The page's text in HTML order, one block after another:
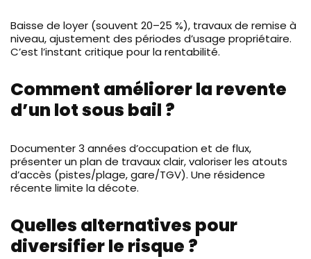
Baisse de loyer (souvent 20–25 %), travaux de remise à
niveau, ajustement des périodes d’usage propriétaire.
C’est l’instant critique pour la rentabilité.
Comment améliorer la revente
d’un lot sous bail ?
Documenter 3 années d’occupation et de flux,
présenter un plan de travaux clair, valoriser les atouts
d’accès (pistes/plage, gare/TGV). Une résidence
récente limite la décote.
Quelles alternatives pour
diversifier le risque ?